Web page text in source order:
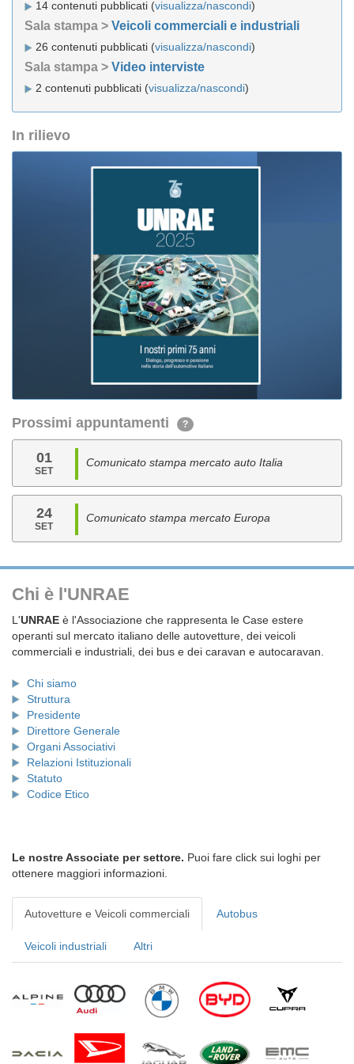
14 contenuti pubblicati (visualizza/nascondi)
Sala stampa > Veicoli commerciali e industriali
26 contenuti pubblicati (visualizza/nascondi)
Sala stampa > Video interviste
2 contenuti pubblicati (visualizza/nascondi)
In rilievo
Prossimi appuntamenti ?
01
SET
Comunicato stampa mercato auto Italia
24
SET
Comunicato stampa mercato Europa
Chi è l'UNRAE
L'UNRAE è l'Associazione che rappresenta le Case estere
operanti sul mercato italiano delle autovetture, dei veicoli
commerciali e industriali, dei bus e dei caravan e autocaravan.
Chi siamo
Struttura
Presidente
Direttore Generale
Organi Associativi
Relazioni Istituzionali
Statuto
Codice Etico
Le nostre Associate per settore. Puoi fare click sui loghi per
ottenere maggiori informazioni.
Autovetture e Veicoli commerciali Autobus
Veicoli industriali Altri